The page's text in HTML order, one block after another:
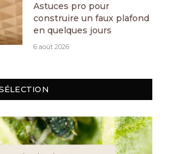
Astuces pro pour
construire un faux plafond
en quelques jours
6 août 2026